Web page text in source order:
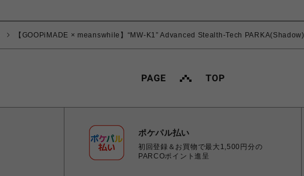
【GOOPiMADE × meanswhile】“MW-K1” Advanced Stealth-Tech PARKA(Shadow)
ポケパル払い
初回登録＆お買物で最大1,500円分の
PARCOポイント進呈